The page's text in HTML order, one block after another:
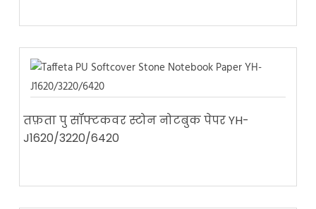
तफ़ता पु सॉफ्टकवर स्टोन नोटबुक पेपर YH-
J1620/3220/6420